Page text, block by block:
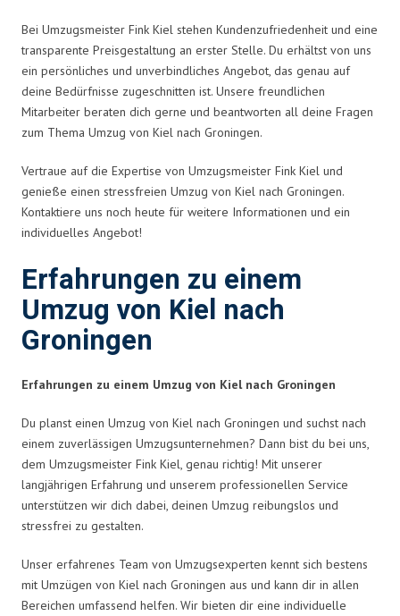
Bei Umzugsmeister Fink Kiel stehen Kundenzufriedenheit und eine
transparente Preisgestaltung an erster Stelle. Du erhältst von uns
ein persönliches und unverbindliches Angebot, das genau auf
deine Bedürfnisse zugeschnitten ist. Unsere freundlichen
Mitarbeiter beraten dich gerne und beantworten all deine Fragen
zum Thema Umzug von Kiel nach Groningen.
Vertraue auf die Expertise von Umzugsmeister Fink Kiel und
genieße einen stressfreien Umzug von Kiel nach Groningen.
Kontaktiere uns noch heute für weitere Informationen und ein
individuelles Angebot!
Erfahrungen zu einem
Umzug von Kiel nach
Groningen
Erfahrungen zu einem Umzug von Kiel nach Groningen
Du planst einen Umzug von Kiel nach Groningen und suchst nach
einem zuverlässigen Umzugsunternehmen? Dann bist du bei uns,
dem Umzugsmeister Fink Kiel, genau richtig! Mit unserer
langjährigen Erfahrung und unserem professionellen Service
unterstützen wir dich dabei, deinen Umzug reibungslos und
stressfrei zu gestalten.
Unser erfahrenes Team von Umzugsexperten kennt sich bestens
mit Umzügen von Kiel nach Groningen aus und kann dir in allen
Bereichen umfassend helfen. Wir bieten dir eine individuelle